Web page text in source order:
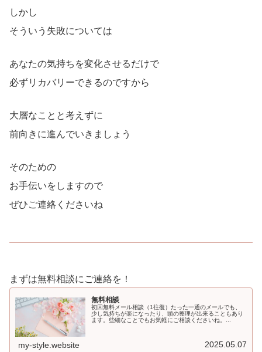
しかし
そういう失敗については
あなたの気持ちを変化させるだけで
必ずリカバリーできるのですから
大層なことと考えずに
前向きに進んでいきましょう
そのための
お手伝いをしますので
ぜひご連絡くださいね
まずは無料相談にご連絡を！
無料相談
初回無料メール相談（1往復）たった一通のメールでも、
少し気持ちが楽になったり、頭の整理が出来ることもあり
ます。些細なことでもお気軽にご相談くださいね。...
my-style.website 2025.05.07